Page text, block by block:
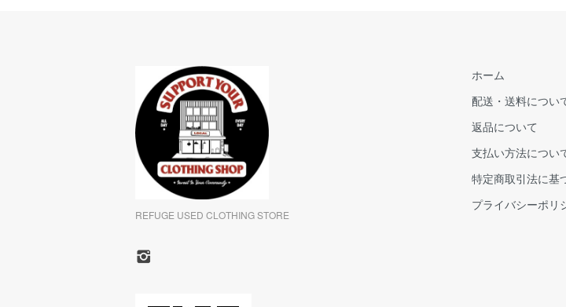
REFUGE USED CLOTHING STORE
ホーム
配送・送料につい
返品について
支払い方法につい
特定商取引法に基
プライバシーポリ